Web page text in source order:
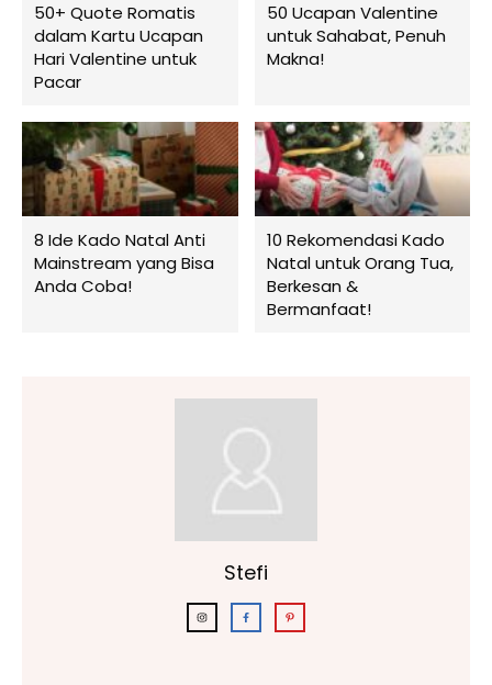
50+ Quote Romatis
dalam Kartu Ucapan
Hari Valentine untuk
Pacar
50 Ucapan Valentine
untuk Sahabat, Penuh
Makna!
8 Ide Kado Natal Anti
Mainstream yang Bisa
Anda Coba!
10 Rekomendasi Kado
Natal untuk Orang Tua,
Berkesan &
Bermanfaat!
Stefi